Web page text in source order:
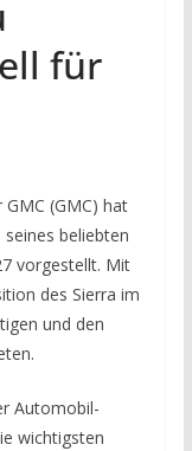
für
(GMC) hat
beliebten
vorgestellt. Mit
des Sierra im
und den
Automobil-
wichtigsten